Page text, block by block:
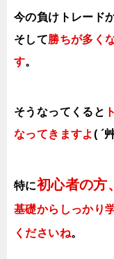
今の負けトレード
そして勝ちが多く
す。
そうなってくると
なってきますよ ( ´
特に初心者の方
基礎からしっかり
くださいね。